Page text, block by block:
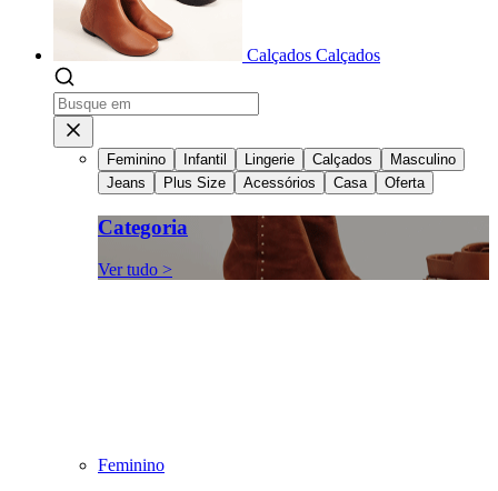
Calçados Calçados
Feminino Infantil Lingerie Calçados
Masculino
Jeans
Plus Size Acessórios Casa Oferta
Categoria
Ver tudo >
Feminino